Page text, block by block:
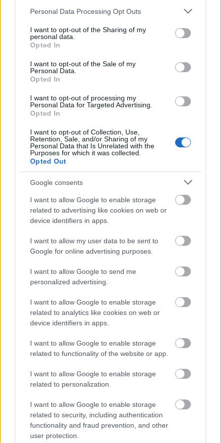
Please note that this website/app uses one or more Google
not limited to your visit or usage behaviour. You may click to
grant or deny consent to Google and its third-party tags to
use your data for below specified purposes in below Google
consent section.
Personal Data Processing Opt Outs
I want to opt-out of the Sharing of my
personal data.
Opted In
I want to opt-out of the Sale of my
Personal Data.
Opted In
I want to opt-out of processing my
Personal Data for Targeted Advertising.
Opted In
I want to opt-out of Collection, Use,
Retention, Sale, and/or Sharing of my
Personal Data that Is Unrelated with the
Purposes for which it was collected.
Opted Out
Google consents
I want to allow Google to enable storage
related to advertising like cookies on web or
device identifiers in apps.
I want to allow my user data to be sent to
Google for online advertising purposes.
I want to allow Google to send me
personalized advertising.
I want to allow Google to enable storage
related to analytics like cookies on web or
device identifiers in apps.
I want to allow Google to enable storage
related to functionality of the website or app.
I want to allow Google to enable storage
related to personalization.
I want to allow Google to enable storage
related to security, including authentication
functionality and fraud prevention, and other
user protection.
Φρανκενστάιν: Το τέρας που γεννήθηκε σε
καταιγίδα και δεν έφυγε ποτέ από την οθόνη
Πάτρα: Τριήμερο για τον πολιτικό
κινηματογράφο με προβολές και σεμινάριο
σκηνοθεσίας στα Προσφυγικά